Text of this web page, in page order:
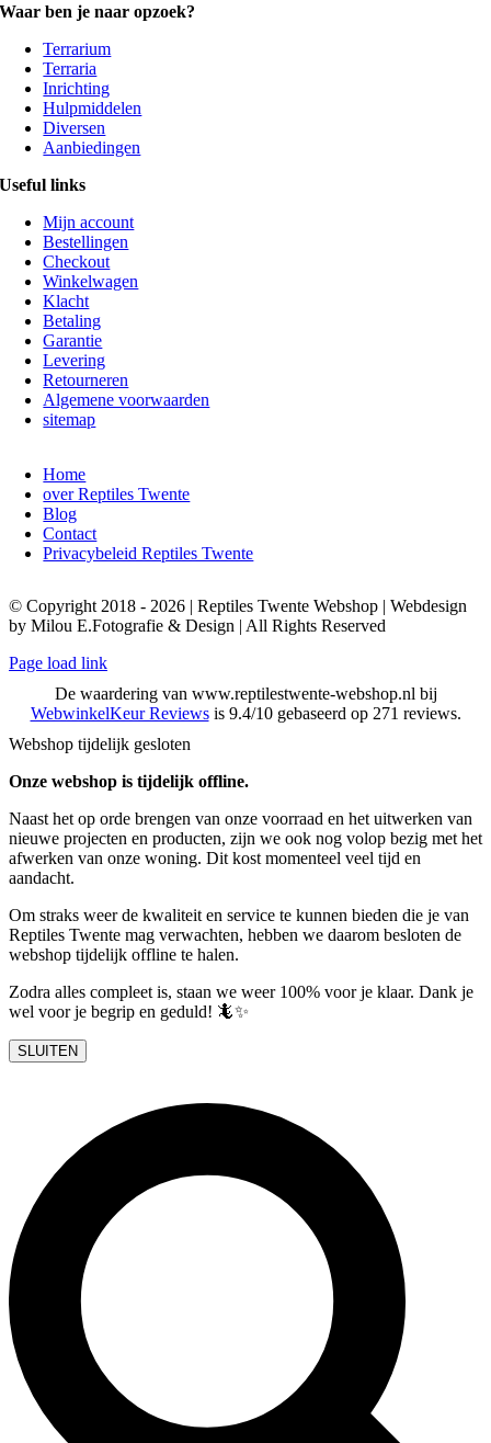
Waar ben je naar opzoek?
Terrarium
Terraria
Inrichting
Hulpmiddelen
Diversen
Aanbiedingen
Useful links
Mijn account
Bestellingen
Checkout
Winkelwagen
Klacht
Betaling
Garantie
Levering
Retourneren
Algemene voorwaarden
sitemap
Home
over Reptiles Twente
Blog
Contact
Privacybeleid Reptiles Twente
© Copyright 2018 - 2026 | Reptiles Twente Webshop | Webdesign
by Milou E.Fotografie & Design | All Rights Reserved
Page load link
De waardering van www.reptilestwente-webshop.nl bij
WebwinkelKeur Reviewsis 9.4/10 gebaseerd op 271 reviews.
Webshop tijdelijk gesloten
Onze webshop is tijdelijk offline.
Naast het op orde brengen van onze voorraad en het uitwerken van
nieuwe projecten en producten, zijn we ook nog volop bezig met het
afwerken van onze woning. Dit kost momenteel veel tijd en
aandacht.
Om straks weer de kwaliteit en service te kunnen bieden die je van
Reptiles Twente mag verwachten, hebben we daarom besloten de
webshop tijdelijk offline te halen.
Zodra alles compleet is, staan we weer 100% voor je klaar. Dank je
wel voor je begrip en geduld! 🦎✨
SLUITEN